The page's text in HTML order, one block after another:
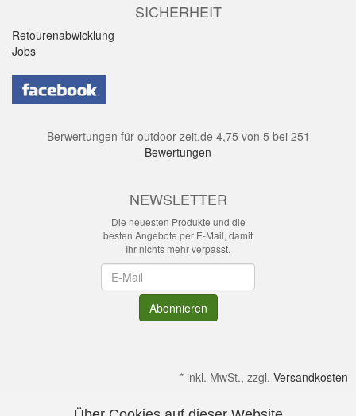
SICHERHEIT
Retourenabwicklung
Jobs
Berwertungen für outdoor-zeit.de 4,75 von 5 bei 251
Bewertungen
NEWSLETTER
Die neuesten Produkte und die
besten Angebote per E-Mail, damit
Ihr nichts mehr verpasst.
Abonnieren
* inkl. MwSt., zzgl. Versandkosten